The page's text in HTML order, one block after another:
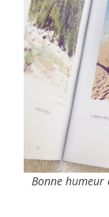
Bonne